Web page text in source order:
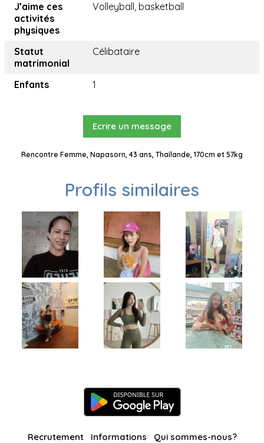
J’aime ces
activités
physiques
Volleyball, basketball
Statut
matrimonial
Célibataire
Enfants 1
Ecrire un message
Rencontre Femme, Napasorn, 43 ans, Thaïlande, 170cm et 57kg
Profils similaires
Recrutement Informations Qui sommes-nous?